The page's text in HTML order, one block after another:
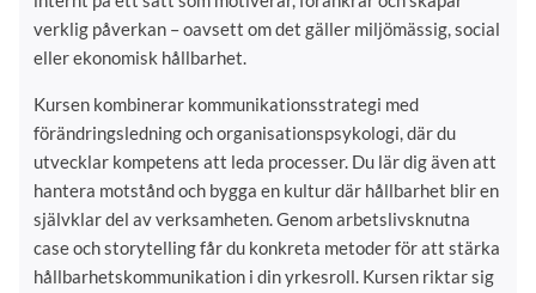
verklig påverkan – oavsett om det gäller miljömässig, social
eller ekonomisk hållbarhet.
Kursen kombinerar kommunikationsstrategi med
förändringsledning och organisationspsykologi, där du
utvecklar kompetens att leda processer. Du lär dig även att
hantera motstånd och bygga en kultur där hållbarhet blir en
självklar del av verksamheten. Genom arbetslivsknutna
case och storytelling får du konkreta metoder för att stärka
hållbarhetskommunikation i din yrkesroll. Kursen riktar sig